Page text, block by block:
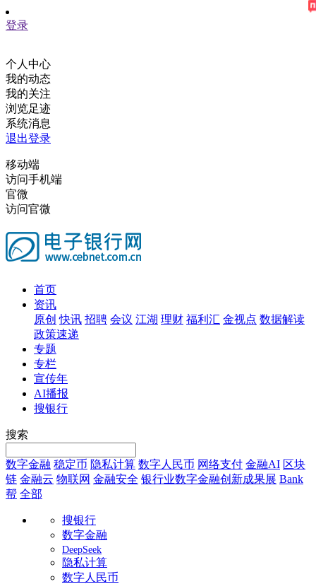
登录
个人中心
我的动态
我的关注
浏览足迹
系统消息
退出登录
移动端
访问手机端
官微
访问官微
首页
资讯
原创 快讯 招聘 会议 江湖 理财 福利汇 金视点 数据解读
政策速递
专题
专栏
宣传年
AI播报
搜银行
搜索
数字金融 稳定币 隐私计算 数字人民币 网络支付 金融AI 区块
链 金融云 物联网 金融安全 银行业数字金融创新成果展 Bank
帮 全部
搜银行
数字金融
DeepSeek
隐私计算
数字人民币